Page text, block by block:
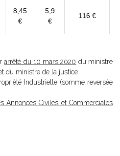
8,45
€
5,9
€
116 €
arrêté du 10 mars 2020 du ministre
du ministre de la justice
Industrielle (somme reversée
Annonces Civiles et Commerciales